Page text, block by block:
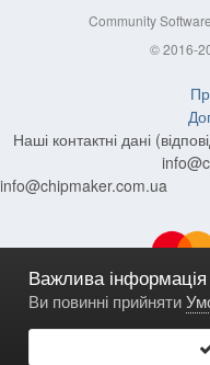
Community
© 2016-
Важлива інформація
Ви повинні прийняти
Наші контактні дані
info@chipmaker.com.ua